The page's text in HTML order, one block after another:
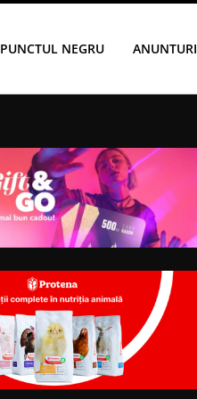
PUNCTUL NEGRU ANUNTURI